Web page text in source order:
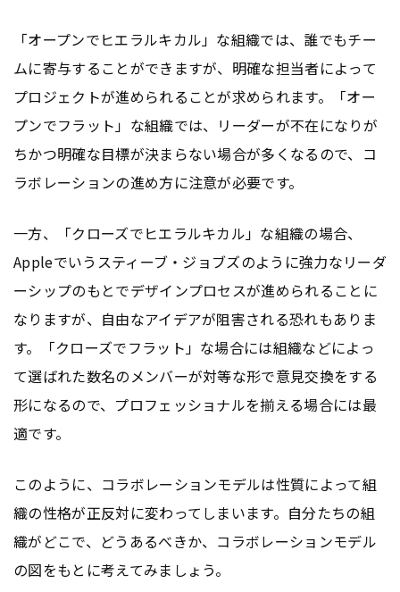
「オープンでヒエラルキカル」な組織では、誰でもチー
ムに寄与することができますが、明確な担当者によって
プロジェクトが進められることが求められます。「オー
プンでフラット」な組織では、リーダーが不在になりが
ちかつ明確な目標が決まらない場合が多くなるので、コ
ラボレーションの進め方に注意が必要です。
一方、「クローズでヒエラルキカル」な組織の場合、
Appleでいうスティーブ・ジョブズのように強力なリーダ
ーシップのもとでデザインプロセスが進められることに
なりますが、自由なアイデアが阻害される恐れもありま
す。「クローズでフラット」な場合には組織などによっ
て選ばれた数名のメンバーが対等な形で意見交換をする
形になるので、プロフェッショナルを揃える場合には最
適です。
このように、コラボレーションモデルは性質によって組
織の性格が正反対に変わってしまいます。自分たちの組
織がどこで、どうあるべきか、コラボレーションモデル
の図をもとに考えてみましょう。